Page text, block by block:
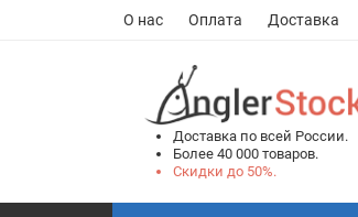
О нас Оплата Доставка
Доставка по всей России.
Более 40 000 товаров.
Скидки до 50%.